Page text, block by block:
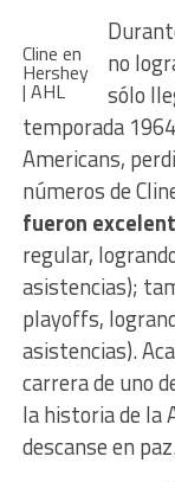
Cline en
Hershey
| AHL
no
sólo
temporada
Americans,
números de
fueron
regular,
asistencias);
playoffs,
asistencias).
carrera de uno
la historia de la
descanse en